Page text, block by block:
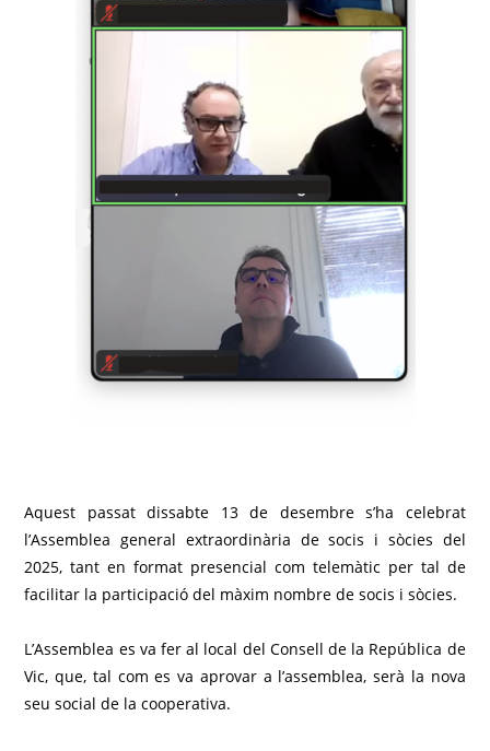
Aquest passat dissabte 13 de desembre s’ha celebrat
l’Assemblea general extraordinària de socis i sòcies del
2025, tant en format presencial com telemàtic per tal de
facilitar la participació del màxim nombre de socis i sòcies.
L’Assemblea es va fer al local del Consell de la República de
Vic, que, tal com es va aprovar a l’assemblea, serà la nova
seu social de la cooperativa.